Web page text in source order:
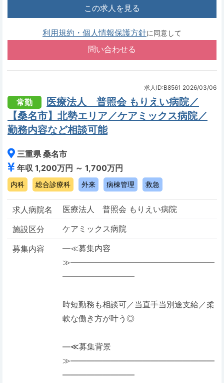
この求人を見る
利用規約・個人情報保護方針に同意して
求人ID:B8561 2026/03/06
常勤
医療法人 普照会 もりえい病院／
【桑名市】北勢エリア／ケアミックス病院／
勤務内容など相談可能
三重県 桑名市
年収 1,200万円 ～ 1,700万円
内科 総合診療科 外来 病棟管理 救急
求人病院名
医療法人 普照会 もりえい病院
施設区分
ケアミックス病院
募集内容
―≪募集内容
≫――――――――――――――――――
―――――――――
時短勤務も相談可／当直手当別途支給／柔
軟な働き方が叶う◎
―≪募集背景
≫――――――――――――――――――
―――――――――